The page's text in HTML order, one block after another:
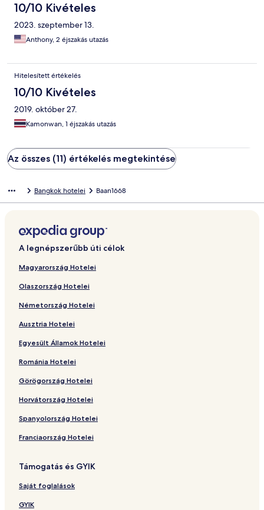
10/10 Kivételes
2023. szeptember 13.
Anthony, 2 éjszakás utazás
Hitelesített értékelés
10/10 Kivételes
2019. október 27.
Kamonwan, 1 éjszakás utazás
Az összes (11) értékelés megtekintése
Bangkok hotelei Baan1668
A legnépszerűbb úti célok
Magyarország Hotelei
Olaszország Hotelei
Németország Hotelei
Ausztria Hotelei
Egyesült Államok Hotelei
Románia Hotelei
Görögország Hotelei
Horvátország Hotelei
Spanyolország Hotelei
Franciaország Hotelei
Támogatás és GYIK
Saját foglalások
GYIK